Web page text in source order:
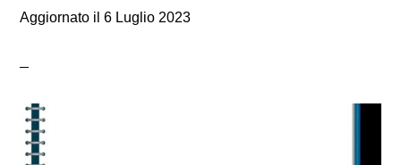
Aggiornato il6 Luglio 2023